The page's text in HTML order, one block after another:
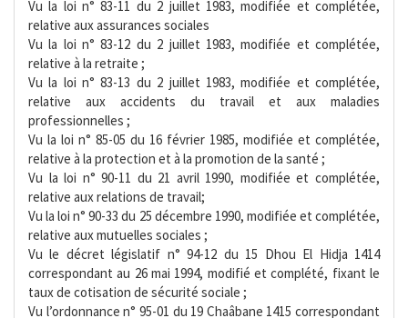
Vu la loi n° 83-11 du 2 juillet 1983, modifiée et complétée,
relative aux assurances sociales
Vu la loi n° 83-12 du 2 juillet 1983, modifiée et complétée,
relative à la retraite ;
Vu la loi n° 83-13 du 2 juillet 1983, modifiée et complétée,
relative aux accidents du travail et aux maladies
professionnelles ;
Vu la loi n° 85-05 du 16 février 1985, modifiée et complétée,
relative à la protection et à la promotion de la santé ;
Vu la loi n° 90-11 du 21 avril 1990, modifiée et complétée,
relative aux relations de travail;
Vu la loi n° 90-33 du 25 décembre 1990, modifiée et complétée,
relative aux mutuelles sociales ;
Vu le décret législatif n° 94-12 du 15 Dhou El Hidja 1414
correspondant au 26 mai 1994, modifié et complété, fixant le
taux de cotisation de sécurité sociale ;
Vu l’ordonnance n° 95-01 du 19 Chaâbane 1415 correspondant